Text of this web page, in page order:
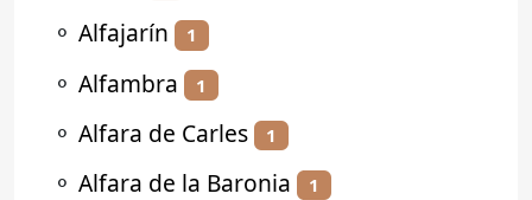
⚬ Alfajarín 1
⚬ Alfambra 1
⚬ Alfara de Carles 1
⚬ Alfara de la Baronia 1